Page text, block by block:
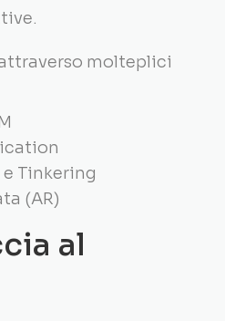
molteplici
Tinkering
(AR)
al